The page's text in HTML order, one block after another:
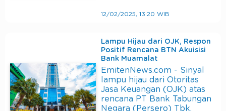
12/02/2025, 13:20 WIB
Lampu Hijau dari OJK, Respon
Positif Rencana BTN Akuisisi
Bank Muamalat
EmitenNews.com - Sinyal
lampu hijau dari Otoritas
Jasa Keuangan (OJK) atas
rencana PT Bank Tabungan
Negara (Persero) Tbk.